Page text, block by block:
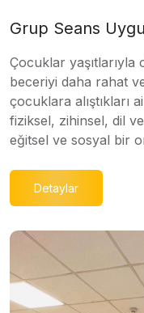
Grup Seans
Çocuklar
beceriyi daha rahat
çocuklara alıştıkları
fiziksel, zihinsel, dil
eğitsel ve sosyal bir
Detaylar